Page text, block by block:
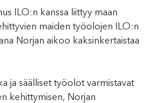
ILO:n kanssa liittyy maan
maiden työolojen ILO:n
Norjan aikoo kaksinkertaistaa
ja säälliset työolot varmistavat
kehittymisen, Norjan